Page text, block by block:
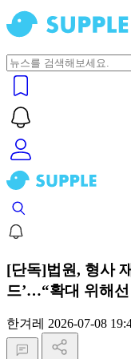
[단독]법원, 형사
드’…“확대 위해
한겨레 2026-07-08